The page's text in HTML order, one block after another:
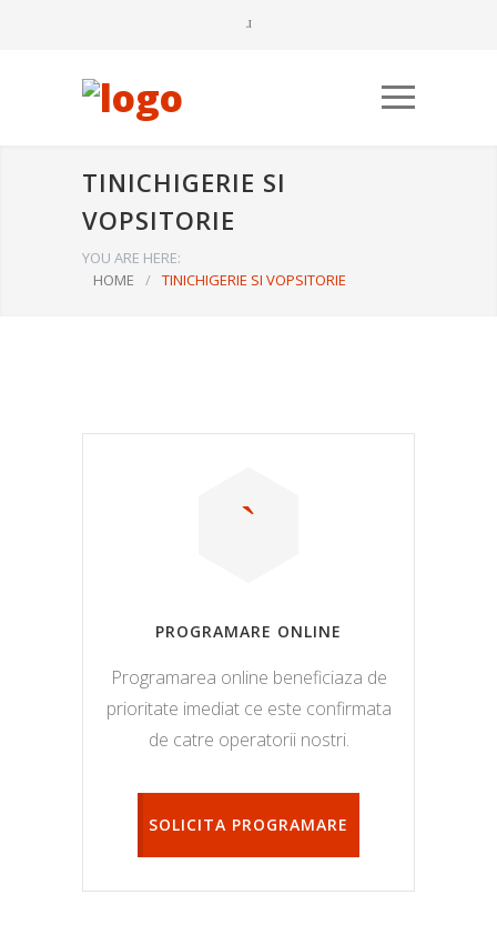
TINICHIGERIE SI
VOPSITORIE
YOU ARE HERE:
HOME
/ TINICHIGERIE SI VOPSITORIE
PROGRAMARE ONLINE
Programarea online beneficiaza de
prioritate imediat ce este confirmata
de catre operatorii nostri.
SOLICITA PROGRAMARE